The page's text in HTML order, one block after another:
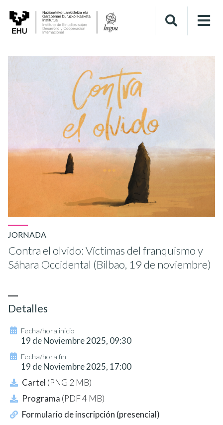
JORNADA
Contra el olvido: Víctimas del franquismo y
Sáhara Occidental (Bilbao, 19 de noviembre)
Detalles
Fecha/hora inicio
19 de Noviembre 2025, 09:30
Fecha/hora fin
19 de Noviembre 2025, 17:00
Cartel (PNG 2 MB)
Programa (PDF 4 MB)
Formulario de inscripción (presencial)